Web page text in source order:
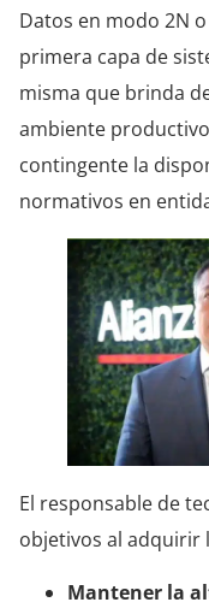
Datos en modo 2N
primera capa de
misma que brinda
ambiente
contingente la
normativos en
El responsable de
objetivos al adquirir
Mantener la